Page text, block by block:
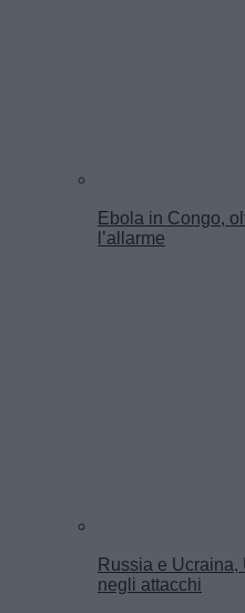
Ebola in Congo,
l’allarme
Russia e
negli attacchi